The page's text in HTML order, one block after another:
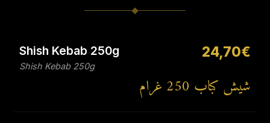
Shish Kebab 250g
Shish Kebab 250g
24,70€
شيش كباب 250 غرام